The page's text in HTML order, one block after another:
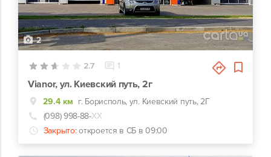
2
2.7 1
Vianor, ул. Киевский путь, 2г
29.4 км г. Борисполь, ул. Киевский путь, 2Г
(098) 998-88-ХХ
Закрыто: откроется в СБ в 09:00